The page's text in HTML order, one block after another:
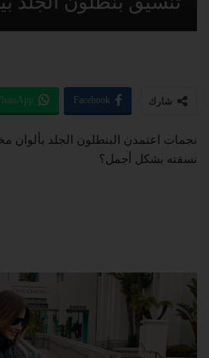
شارك Facebook
نجمات اعتمدن البنطلون الجلد بألوان
نسقته بشكل أجمل؟